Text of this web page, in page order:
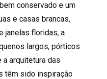
conservado e um
e casas brancas,
janelas floridas, a
largos, pórticos
a arquitetura das
têm sido inspiração